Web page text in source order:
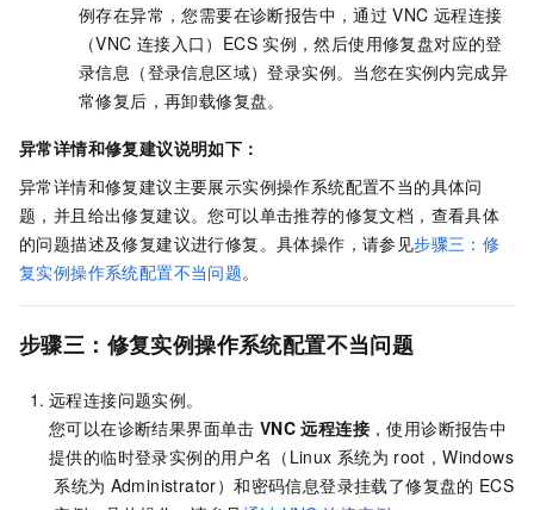
例存在异常，您需要在诊断报告中，通过 VNC 远程连接
（VNC 连接入口）ECS 实例，然后使用修复盘对应的登
录信息（登录信息区域）登录实例。当您在实例内完成异
常修复后，再卸载修复盘。
异常详情和修复建议说明如下：
异常详情和修复建议主要展示实例操作系统配置不当的具体问
题，并且给出修复建议。您可以单击推荐的修复文档，查看具体
的问题描述及修复建议进行修复。具体操作，请参见步骤三：修
复实例操作系统配置不当问题。
步骤三：修复实例操作系统配置不当问题
远程连接问题实例。
您可以在诊断结果界面单击 VNC 远程连接 ，使用诊断报告中
提供的临时登录实例的用户名（Linux 系统为 root，Windows
系统为 Administrator）和密码信息登录挂载了修复盘的 ECS